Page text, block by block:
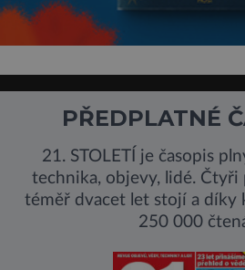
PŘEDPLATNÉ
21. STOLETÍ je časopis
technika, objevy, lidé. Čtyři
téměř dvacet let stojí a díky
250 000